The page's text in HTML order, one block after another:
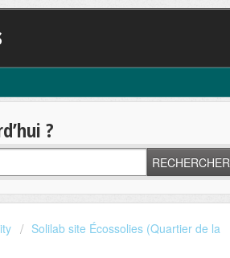
?
RECHERCHER
Solilab site Écossolies (Quartier de la